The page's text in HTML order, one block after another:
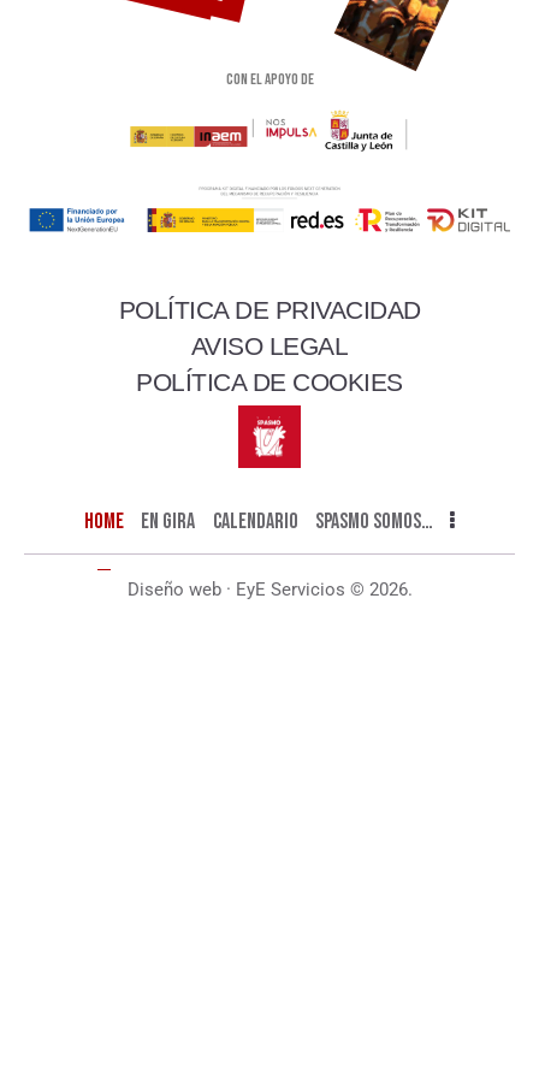
Con el apoyo de
POLÍTICA DE PRIVACIDAD
AVISO LEGAL
POLÍTICA DE COOKIES
HOME EN GIRA CALENDARIO SPASMO SOMOS…
Diseño web · EyE Servicios © 2026.